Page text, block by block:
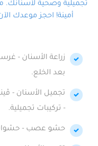
تجميلية وصحية
أمينة! احجز موعدك
زراعة الأسنان -
بعد الخلع.
تجميل الأسنان -
- تركيبات تجميلية.
حشو عصب - حشوات